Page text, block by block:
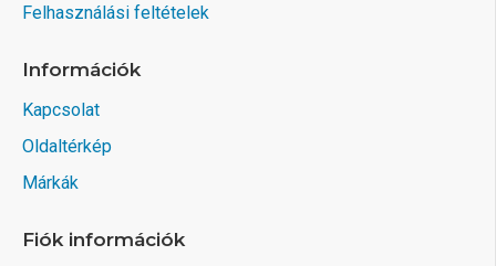
Felhasználási feltételek
Információk
Kapcsolat
Oldaltérkép
Márkák
Fiók információk